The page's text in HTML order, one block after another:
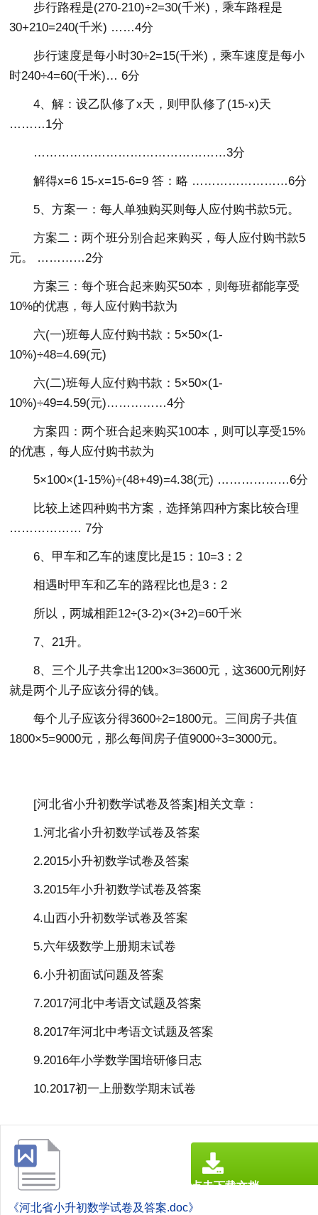
步行路程是(270-210)÷2=30(千米)，乘车路程是
30+210=240(千米) ……4分
步行速度是每小时30÷2=15(千米)，乘车速度是每小
时240÷4=60(千米)… 6分
4、解：设乙队修了x天，则甲队修了(15-x)天
………1分
…………………………………………3分
解得x=6 15-x=15-6=9 答：略 ……………………6分
5、方案一：每人单独购买则每人应付购书款5元。
方案二：两个班分别合起来购买，每人应付购书款5
元。 …………2分
方案三：每个班合起来购买50本，则每班都能享受
10%的优惠，每人应付购书款为
六(一)班每人应付购书款：5×50×(1-
10%)÷48=4.69(元)
六(二)班每人应付购书款：5×50×(1-
10%)÷49=4.59(元)……………4分
方案四：两个班合起来购买100本，则可以享受15%
的优惠，每人应付购书款为
5×100×(1-15%)÷(48+49)=4.38(元) ………………6分
比较上述四种购书方案，选择第四种方案比较合理
……………… 7分
6、甲车和乙车的速度比是15：10=3：2
相遇时甲车和乙车的路程比也是3：2
所以，两城相距12÷(3-2)×(3+2)=60千米
7、21升。
8、三个儿子共拿出1200×3=3600元，这3600元刚好
就是两个儿子应该分得的钱。
每个儿子应该分得3600÷2=1800元。三间房子共值
1800×5=9000元，那么每间房子值9000÷3=3000元。
[河北省小升初数学试卷及答案]相关文章：
1.河北省小升初数学试卷及答案
2.2015小升初数学试卷及答案
3.2015年小升初数学试卷及答案
4.山西小升初数学试卷及答案
5.六年级数学上册期末试卷
6.小升初面试问题及答案
7.2017河北中考语文试题及答案
8.2017年河北中考语文试题及答案
9.2016年小学数学国培研修日志
10.2017初一上册数学期末试卷
《河北省小升初数学试卷及答案.doc》
点击下载文档
文档为doc格式